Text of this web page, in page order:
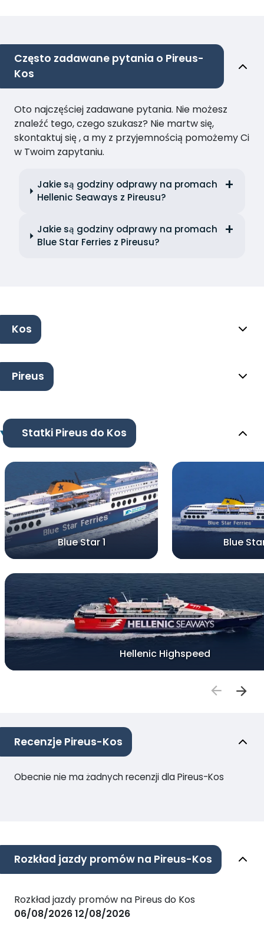
Często zadawane pytania o Pireus-
Kos
Oto najczęściej zadawane pytania. Nie możesz
znaleźć tego, czego szukasz? Nie martw się,
skontaktuj się , a my z przyjemnością pomożemy Ci
w Twoim zapytaniu.
Jakie są godziny odprawy na promach
Hellenic Seaways z Pireusu?
Jakie są godziny odprawy na promach
Blue Star Ferries z Pireusu?
Kos
Pireus
Statki Pireus do Kos
Blue Star 1 Blue
Hellenic Highspeed
Recenzje Pireus-Kos
Obecnie nie ma żadnych recenzji dla Pireus-Kos
Rozkład jazdy promów na Pireus-Kos
Rozkład jazdy promów na Pireus do Kos
06/08/202612/08/2026